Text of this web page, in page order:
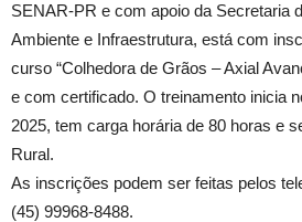
SENAR-PR e com apoio da Secretaria
Ambiente e Infraestrutura, está com
curso “Colhedora de Grãos – Axial
e com certificado. O treinamento inicia
2025, tem carga horária de 80 horas e
Rural.
As inscrições podem ser feitas pelos
(45) 99968-8488.